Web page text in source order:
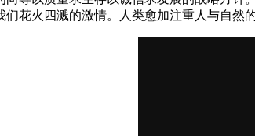
花火四溅的激情。人类愈加注重人与自然